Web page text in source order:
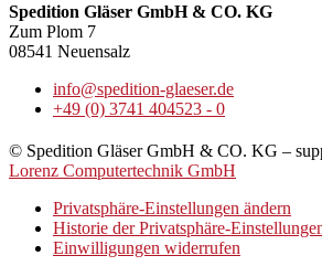
Spedition Gläser GmbH & CO. KG
Zum Plom 7
08541 Neuensalz
info@spedition-glaeser.de
+49 (0) 3741 404523 - 0
© Spedition Gläser GmbH & CO. KG –
Lorenz Computertechnik GmbH
Privatsphäre-Einstellungen ändern
Historie der Privatsphäre-
Einwilligungen widerrufen